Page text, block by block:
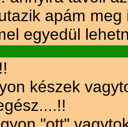
apám
egyedül
készek